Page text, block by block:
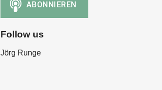
Follow us
Jörg Runge